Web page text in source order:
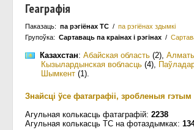
Геаграфія
Паказаць: па рэгіёнах ТС / па рэгіёнах здымкі
Групоўка: Сартаваць па краiнах i рэгінах /
Казахстан: Абайская область (2),
Кызылардынская вобласць (4),
Шымкент (1).
Знайсці ўсе фатаграфіі, зробленыя
Агульная колькасць фатаграфій: 2238
Агульная колькасць ТС на фотаздымках: